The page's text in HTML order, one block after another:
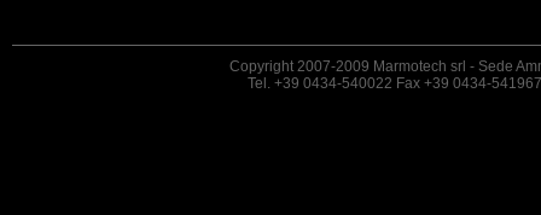
Copyright 2007-2009 Marmotech srl - Sede
Tel. +39 0434-540022 Fax +39 0434-